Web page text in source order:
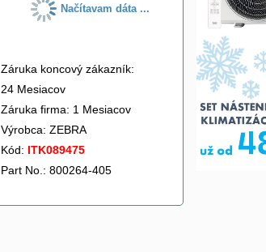
Načítavam dáta ...
Záruka koncový zákazník:
24 Mesiacov
Záruka firma: 1 Mesiacov
Výrobca: ZEBRA
Kód: ITK089475
Part No.: 800264-405